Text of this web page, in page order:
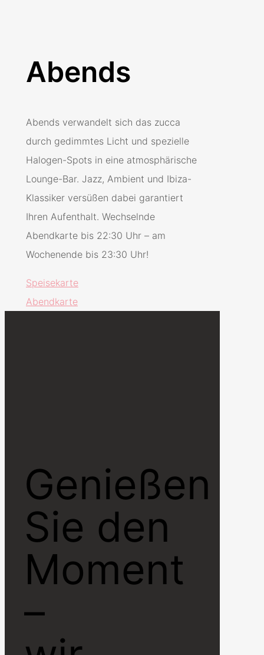
Abends
Abends verwandelt sich das zucca
durch gedimmtes Licht und spezielle
Halogen-Spots in eine atmosphärische
Lounge-Bar. Jazz, Ambient und Ibiza-
Klassiker versüßen dabei garantiert
Ihren Aufenthalt. Wechselnde
Abendkarte bis 22:30 Uhr – am
Wochenende bis 23:30 Uhr!
Speisekarte
Abendkarte
Genießen
Sie den
Moment
–